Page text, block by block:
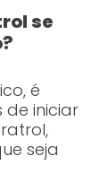
se
é
de iniciar
seja